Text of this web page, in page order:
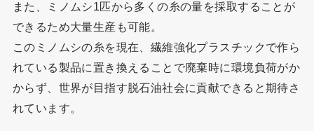
また、ミノムシ1匹から多くの糸の量を採取することが
できるため大量生産も可能。
このミノムシの糸を現在、繊維強化プラスチックで作ら
れている製品に置き換えることで廃棄時に環境負荷がか
からず、世界が目指す脱石油社会に貢献できると期待さ
れています。